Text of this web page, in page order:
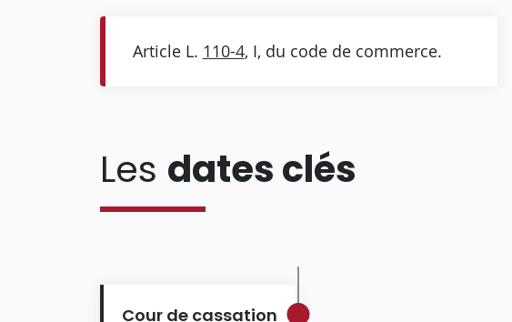
Article L. 110-4, I, du code de commerce.
Les dates clés
Cour de cassation